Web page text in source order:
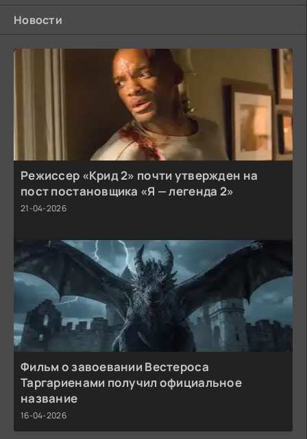
Новости
Режиссер «Крид 2» почти утвержден на
пост постановщика «Я — легенда 2»
21-04-2026
Фильм о завоевании Вестероса
Таргариенами получил официальное
название
16-04-2026